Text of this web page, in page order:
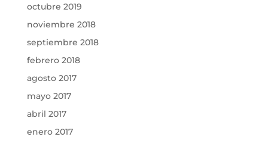
octubre 2019
noviembre 2018
septiembre 2018
febrero 2018
agosto 2017
mayo 2017
abril 2017
enero 2017